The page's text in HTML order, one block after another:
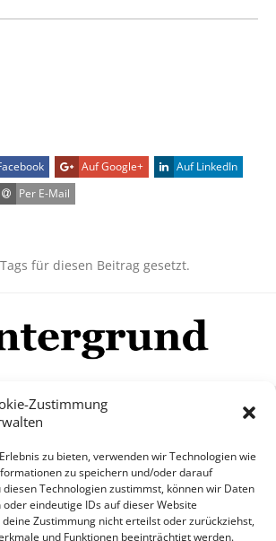
Zustimmung
zu bieten, verwenden wir Technologien wie
zu speichern und/oder darauf
Technologien zustimmst, können wir Daten
eindeutige IDs auf dieser Website
Zustimmung nicht erteilst oder zurückziehst,
und Funktionen beeinträchtigt werden.
Auf Google+
Auf LinkedIn
Per E-Mail
für diesen Beitrag gesetzt.
Mehr
Hintergrund.de, 2015 - 2026